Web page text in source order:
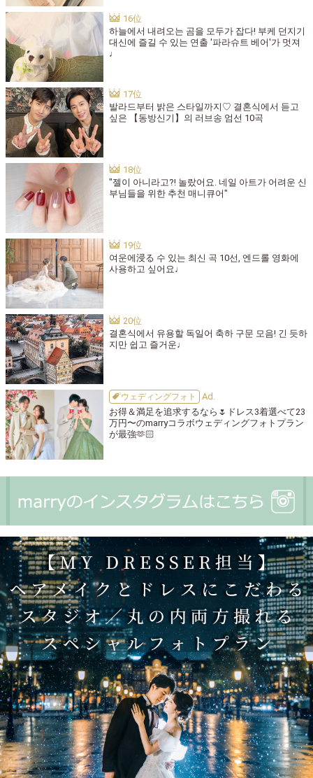
하늘에서 내려오는 곰을 모두가 잡다! 부케 던지기
대신에 즐길 수 있는 연출 '파라슈트 베어'가 멋져
♩
발라드부터 밝은 스타일까지♡ 결혼식에서 듣고
싶은 【동방신기】의 러브송 엄선 10곡
"젤이 아니라고?! 놀랐어요. 네일 아트가 어려운 신
부님들을 위한 추천 매니큐어"
여운에浸る 수 있는 최신 곡 10선, 엔드롤 영화에
사용하고 싶어요♩
결혼식에서 유용할 독일어 축하 구문 모음! 긴 듯하
지만 쉽고 즐거운♩
ウェディングフォト
お得＆満足を追求するなら🌷ドレス3着選べて23
万円〜のmarryコラボウェディングフォトプラン
が最強🫶🏻